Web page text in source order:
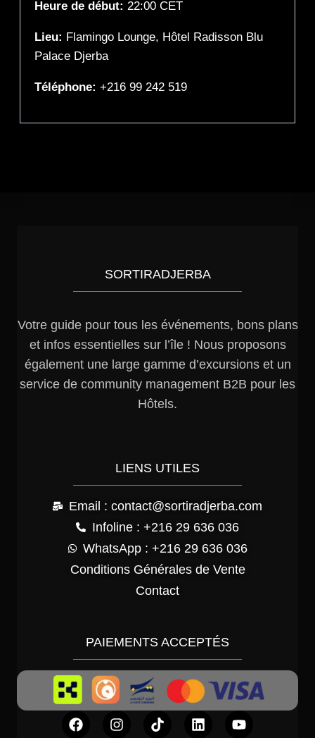
Heure de début: 22:00 CET
Lieu: Flamingo Lounge, Hôtel Radisson Blu
Palace Djerba
Téléphone: +216 99 242 519
SORTIRADJERBA
Votre guide pour tous les événements, bons plans
et infos essentielles sur l’île ! Nous proposons
également une large gamme d’excursions et un
service de community management B2B pour les
Hôtels.
LIENS UTILES
Email : contact@sortiradjerba.com
Infoline : +216 29 636 036
WhatsApp : +216 29 636 036
Conditions Générales de Vente
Contact
PAIEMENTS ACCEPTÉS